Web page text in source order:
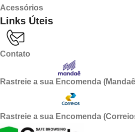
Acessórios
Links Úteis
Contato
Rastreie a sua Encomenda
Rastreie a sua Encomenda